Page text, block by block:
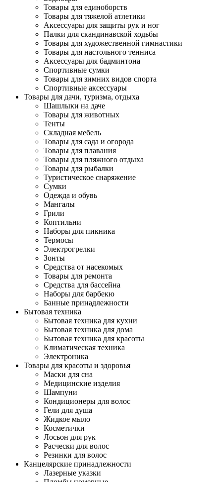
Товары для единоборств
Товары для тяжелой атлетики
Аксессуары для защиты рук и ног
Палки для скандинавской ходьбы
Товары для художественной гимнастики
Товары для настольного тенниса
Аксессуары для бадминтона
Спортивные сумки
Товары для зимних видов спорта
Спортивные аксессуары
Товары для дачи, туризма, отдыха
Шашлыки на даче
Товары для животных
Тенты
Складная мебель
Товары для сада и огорода
Товары для плавания
Товары для пляжного отдыха
Товары для рыбалки
Туристическое снаряжение
Сумки
Одежда и обувь
Мангалы
Грили
Коптильни
Наборы для пикника
Термосы
Электрогрелки
Зонты
Средства от насекомых
Товары для ремонта
Средства для бассейна
Наборы для барбекю
Банные принадлежности
Бытовая техника
Бытовая техника для кухни
Бытовая техника для дома
Бытовая техника для красоты
Климатическая техника
Электроника
Товары для красоты и здоровья
Маски для сна
Медицинские изделия
Шампуни
Кондиционеры для волос
Гели для душа
Жидкое мыло
Косметички
Лосьон для рук
Расчески для волос
Резинки для волос
Канцелярские принадлежности
Лазерные указки